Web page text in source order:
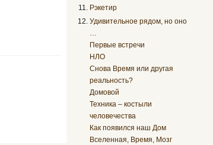
Рэкетир
Удивительное рядом, но оно
…
Первые встречи
НЛО
Снова Время или другая
реальность?
Домовой
Техника – костыли
человечества
Как появился наш Дом
Вселенная, Время, Мозг